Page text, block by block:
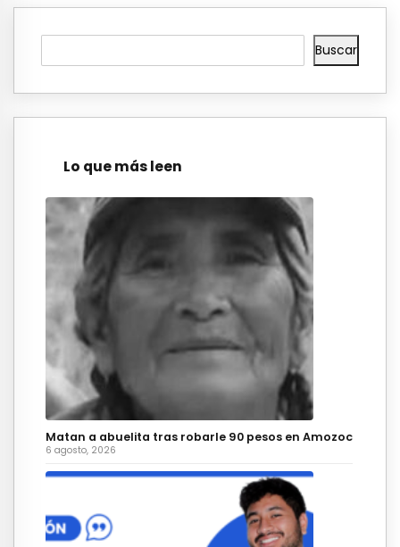
Buscar
Lo que más leen
Matan a abuelita tras robarle 90 pesos en Amozoc
6 agosto, 2026